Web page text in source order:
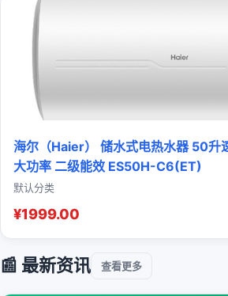
海尔（Haier） 储水式电热水器 50升
大功率 二级能效 ES50H-C6(ET)
默认分类
¥1999.00
📰 最新资讯 查看更多